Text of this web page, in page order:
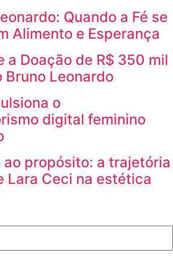
Quando a Fé se
Alimento e Esperança
a Doação de R$ 350 mil
Bruno Leonardo
o
digital feminino
ao propósito: a trajetória
Lara Ceci na estética